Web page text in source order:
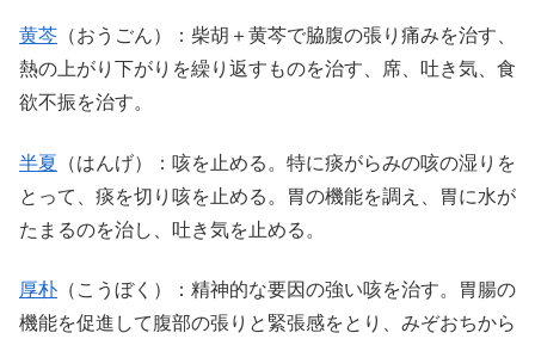
黄芩 （おうごん）：柴胡＋黄芩で脇腹の張り痛みを治す、
熱の上がり下がりを繰り返すものを治す、席、吐き気、食
欲不振を治す。
半夏 （はんげ）：咳を止める。特に痰がらみの咳の湿りを
とって、痰を切り咳を止める。胃の機能を調え、胃に水が
たまるのを治し、吐き気を止める。
厚朴 （こうぼく）：精神的な要因の強い咳を治す。胃腸の
機能を促進して腹部の張りと緊張感をとり、みぞおちから